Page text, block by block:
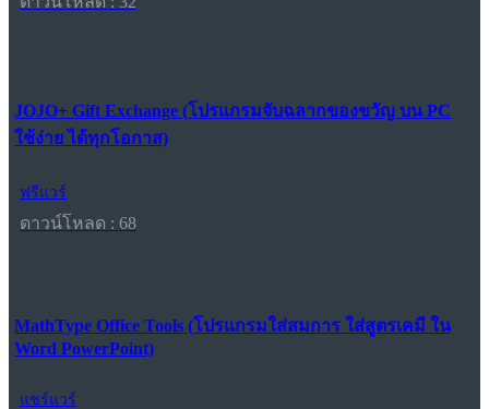
JOJO+ Gift Exchange (โปรแกรมจับฉลากของขวัญ บน PC
ใช้ง่าย ได้ทุกโอกาส)
ฟรีแวร์
ดาวน์โหลด : 68
MathType Office Tools (โปรแกรมใส่สมการ ใส่สูตรเคมี ใน
Word PowerPoint)
แชร์แวร์